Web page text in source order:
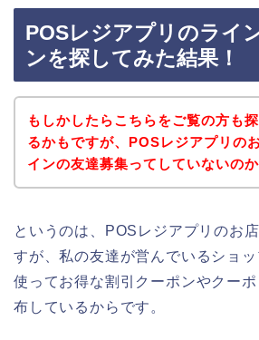
POSレジアプリのライ
ンを探してみた結果！
もしかしたらこちらをご覧の方も
るかもですが、POSレジアプリの
インの友達募集ってしていないのか
というのは、POSレジアプリのお
すが、私の友達が営んでいるショ
使ってお得な割引クーポンやクー
布しているからです。